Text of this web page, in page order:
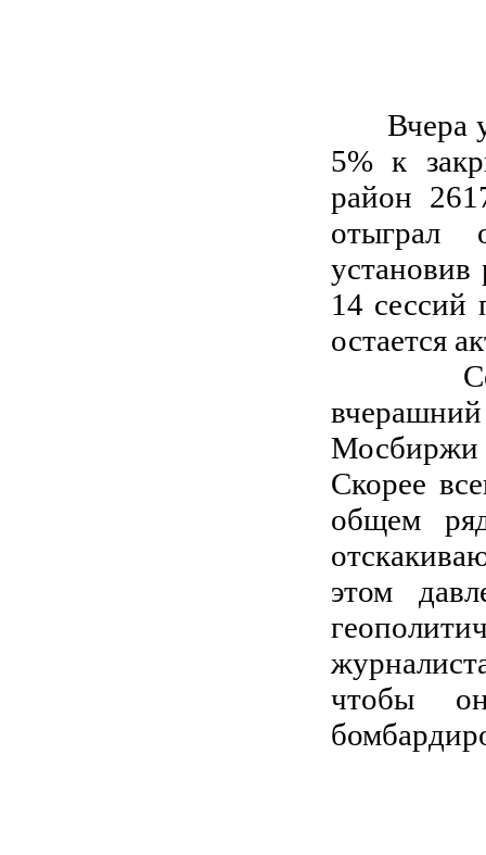
Вчера
5% к
район
отыграл
14 сессий
остается
Мосбиржи
Скорее
общем
этом
чтобы